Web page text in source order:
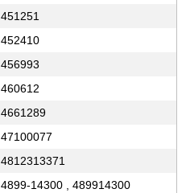
451251
452410
456993
460612
4661289
47100077
4812313371
4899-14300 , 489914300